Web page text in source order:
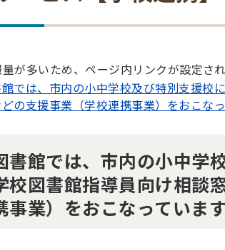
が多いため、ページ内リンクが設定され
では、市内の小中学校及び特別支援校
の支援事業（学校連携事業）をおこなっ
書館では、市内の小中学
校図書館指導員向け相談
事業）をおこなっています